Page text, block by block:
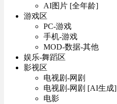
AI图片 [全年龄]
游戏区
PC-游戏
手机-游戏
MOD-数据-其他
娱乐-舞蹈区
影视区
电视剧-网剧
电视剧-网剧 [AI生成]
电影